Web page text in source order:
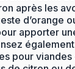
après les
d’orange
apporter
pour viandes